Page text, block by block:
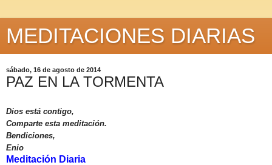
MEDITACIONES DIARIAS
sábado, 16 de agosto de 2014
PAZ EN LA TORMENTA
Dios está contigo,
Comparte esta meditación.
Bendiciones,
Enio
Meditación Diaria